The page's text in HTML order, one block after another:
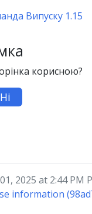
Випуску 1.15
корисною?
Ні
2025 at 2:44 PM
information